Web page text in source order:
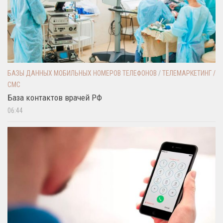
БАЗЫ ДАННЫХ МОБИЛЬНЫХ НОМЕРОВ ТЕЛЕФОНОВ /ТЕЛЕМАРКЕТИНГ /
СМС
База контактов врачей РФ
06:44